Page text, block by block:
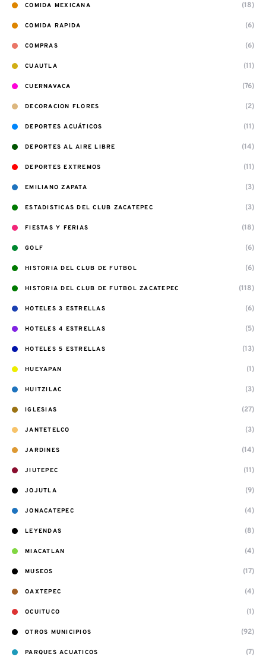
COMIDA MEXICANA (18)
COMIDA RAPIDA (6)
COMPRAS (6)
CUAUTLA (11)
CUERNAVACA (76)
DECORACION FLORES (2)
DEPORTES ACUÁTICOS (11)
DEPORTES AL AIRE LIBRE (14)
DEPORTES EXTREMOS (11)
EMILIANO ZAPATA (3)
ESTADISTICAS DEL CLUB ZACATEPEC (3)
FIESTAS Y FERIAS (18)
GOLF (6)
HISTORIA DEL CLUB DE FUTBOL (6)
HISTORIA DEL CLUB DE FUTBOL ZACATEPEC (118)
HOTELES 3 ESTRELLAS (6)
HOTELES 4 ESTRELLAS (5)
HOTELES 5 ESTRELLAS (13)
HUEYAPAN (1)
HUITZILAC (3)
IGLESIAS (27)
JANTETELCO (3)
JARDINES (14)
JIUTEPEC (11)
JOJUTLA (9)
JONACATEPEC (4)
LEYENDAS (8)
MIACATLAN (4)
MUSEOS (17)
OAXTEPEC (4)
OCUITUCO (1)
OTROS MUNICIPIOS (92)
PARQUES ACUATICOS (7)